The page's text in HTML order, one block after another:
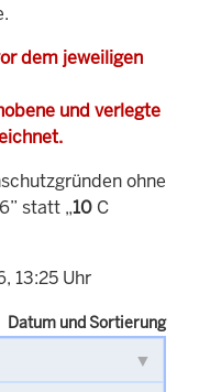
dem jeweiligen
und verlegte
ohne
statt „10 C
13:25 Uhr
Datum und Sortierung